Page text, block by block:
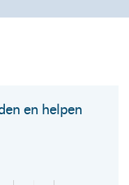
en helpen